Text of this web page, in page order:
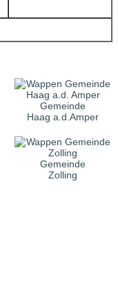
Gemeinde
Haag a.d.Amper
Gemeinde
Zolling